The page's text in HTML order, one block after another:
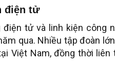
điện tử
tử và linh kiện công
qua. Nhiều tập đoàn
Việt Nam, đồng thời